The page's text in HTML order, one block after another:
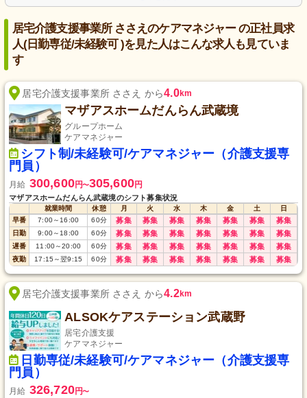
居宅介護支援事業所 ささえのケアマネジャー の正社員求
人(日勤専従/未経験可 )を見た人はこんな求人も見ていま
す
居宅介護支援事業所 ささえ から4.0km
マザアスホームだんらん武蔵境
グループホーム
ケアマネジャー
シフト制/未経験可/ケアマネジャー（介護支援専
門員）
月給 300,600円〜305,600円
マザアスホームだんらん武蔵境のシフト募集状況
就業時間 休憩 月 火 水 木 金 土
日
早番
7:00～16:00 60分 募集 募集 募集 募集 募集 募集 募集
日勤 9:00～18:00 60分 募集 募集 募集 募集 募集 募集 募集
遅番 11:00～20:00 60分 募集 募集 募集 募集 募集 募集 募集
夜勤 17:15 ～翌9:15 60分 募集 募集 募集 募集 募集 募集 募集
居宅介護支援事業所 ささえ から4.2km
ALSOKケアステーション武蔵野
居宅介護支援
ケアマネジャー
日勤専従/未経験可/ケアマネジャー（介護支援専
門員）
月給 326,720円〜